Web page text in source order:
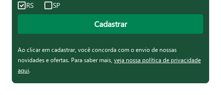
RS SP
Cadastrar
Ao clicar em cadastrar, você concorda com o envio de nossas
novidades e ofertas. Para saber mais, veja nossa política de privacidade
aqui.